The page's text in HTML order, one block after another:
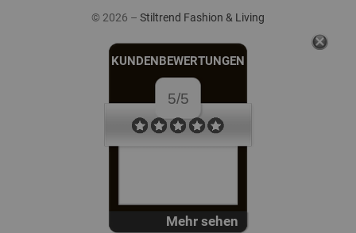
© 2026 – Stiltrend Fashion & Living
KUNDENBEWERTUNGEN
5/5
Mehr sehen